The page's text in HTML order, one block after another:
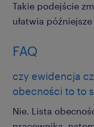
Takie podejście
ułatwia
FAQ
czy ewidencja
obecności to to
Nie. Lista